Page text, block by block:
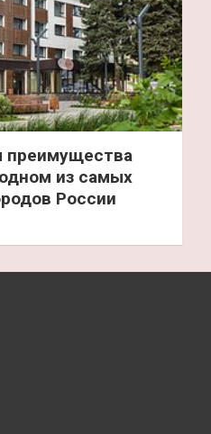
преимущества
из самых
России